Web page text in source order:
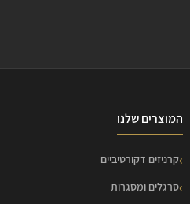
המוצרים שלנו
קרניזים דקורטיביים
סרגלים ומסגרות